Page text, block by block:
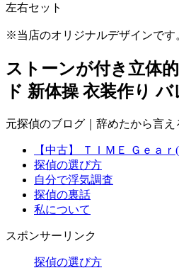
左右セット
※当店のオリジナルデザインです
ストーンが付き立体
ド 新体操 衣装作り
元探偵のブログ｜辞めたから言
【中古】 ＴＩＭＥ Ｇｅａ
探偵の選び方
自分で浮気調査
探偵の裏話
私について
スポンサーリンク
探偵の選び方